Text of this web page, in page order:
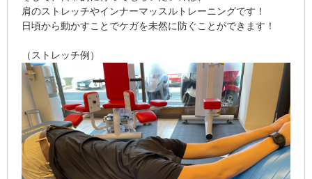
肩のストレッチやインナーマッスルトレーニングです！
日頃から動かすことでケガを未然に防ぐことができます！
（ストレッチ例）